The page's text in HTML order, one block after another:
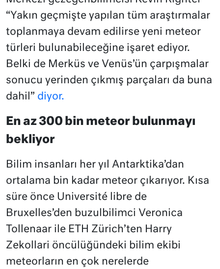
“Yakın geçmişte yapılan tüm araştırmalar
toplanmaya devam edilirse yeni meteor
türleri bulunabileceğine işaret ediyor.
Belki de Merküs ve Venüs’ün çarpışmalar
sonucu yerinden çıkmış parçaları da buna
dahil” diyor.
En az 300 bin meteor bulunmayı
bekliyor
Bilim insanları her yıl Antarktika’dan
ortalama bin kadar meteor çıkarıyor. Kısa
süre önce Université libre de
Bruxelles’den buzulbilimci Veronica
Tollenaar ile ETH Zürich’ten Harry
Zekollari öncülüğündeki bilim ekibi
meteorların en çok nerelerde